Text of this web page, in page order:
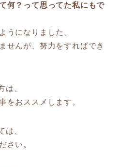
何？って思ってた私にもで
うになりました。
せんが、努力をすればでき
は、
をおススメします。
は、
さい。